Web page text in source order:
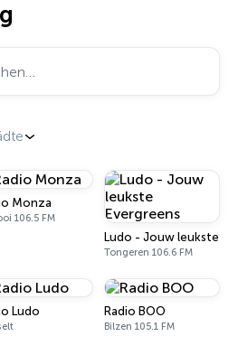
Monza
106.5 FM
Ludo - Jouw leukste
Tongeren 106.6 FM
Ludo Radio BOO
Bilzen 105.1 FM